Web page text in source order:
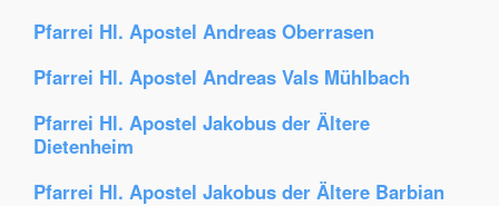
Pfarrei Hl. Apostel Andreas Oberrasen
Pfarrei Hl. Apostel Andreas Vals Mühlbach
Pfarrei Hl. Apostel Jakobus der Ältere
Dietenheim
Pfarrei Hl. Apostel Jakobus der Ältere Barbian